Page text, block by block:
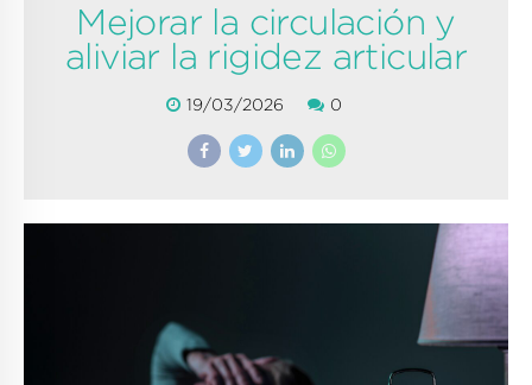
19/03/2026 0
Mejorar la circulación y
aliviar la rigidez articular